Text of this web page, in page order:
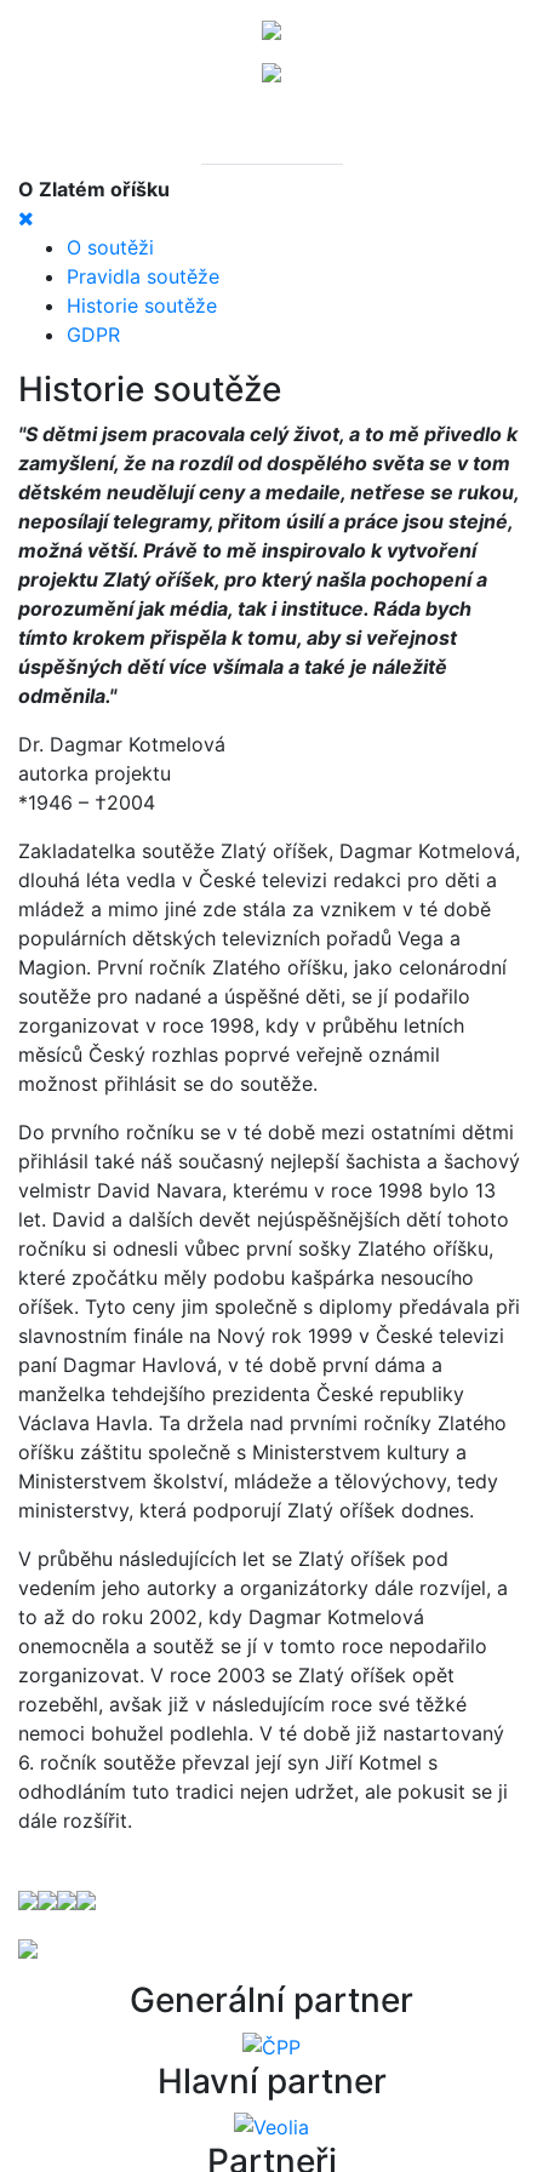
O Zlatém oříšku
O soutěži
Pravidla soutěže
Historie soutěže
GDPR
Historie soutěže
"S dětmi jsem pracovala celý život, a to mě přivedlo k
zamyšlení, že na rozdíl od dospělého světa se v tom
dětském neudělují ceny a medaile, netřese se rukou,
neposílají telegramy, přitom úsilí a práce jsou stejné,
možná větší. Právě to mě inspirovalo k vytvoření
projektu Zlatý oříšek, pro který našla pochopení a
porozumění jak média, tak i instituce. Ráda bych
tímto krokem přispěla k tomu, aby si veřejnost
úspěšných dětí více všímala a také je náležitě
odměnila."
Dr. Dagmar Kotmelová
autorka projektu
*1946 – †2004
Zakladatelka soutěže Zlatý oříšek, Dagmar Kotmelová,
dlouhá léta vedla v České televizi redakci pro děti a
mládež a mimo jiné zde stála za vznikem v té době
populárních dětských televizních pořadů Vega a
Magion. První ročník Zlatého oříšku, jako celonárodní
soutěže pro nadané a úspěšné děti, se jí podařilo
zorganizovat v roce 1998, kdy v průběhu letních
měsíců Český rozhlas poprvé veřejně oznámil
možnost přihlásit se do soutěže.
Do prvního ročníku se v té době mezi ostatními dětmi
přihlásil také náš současný nejlepší šachista a šachový
velmistr David Navara, kterému v roce 1998 bylo 13
let. David a dalších devět nejúspěšnějších dětí tohoto
ročníku si odnesli vůbec první sošky Zlatého oříšku,
které zpočátku měly podobu kašpárka nesoucího
oříšek. Tyto ceny jim společně s diplomy předávala při
slavnostním finále na Nový rok 1999 v České televizi
paní Dagmar Havlová, v té době první dáma a
manželka tehdejšího prezidenta České republiky
Václava Havla. Ta držela nad prvními ročníky Zlatého
oříšku záštitu společně s Ministerstvem kultury a
Ministerstvem školství, mládeže a tělovýchovy, tedy
ministerstvy, která podporují Zlatý oříšek dodnes.
V průběhu následujících let se Zlatý oříšek pod
vedením jeho autorky a organizátorky dále rozvíjel, a
to až do roku 2002, kdy Dagmar Kotmelová
onemocněla a soutěž se jí v tomto roce nepodařilo
zorganizovat. V roce 2003 se Zlatý oříšek opět
rozeběhl, avšak již v následujícím roce své těžké
nemoci bohužel podlehla. V té době již nastartovaný
6. ročník soutěže převzal její syn Jiří Kotmel s
odhodláním tuto tradici nejen udržet, ale pokusit se ji
dále rozšířit.
Generální partner
Hlavní partner
Partneři